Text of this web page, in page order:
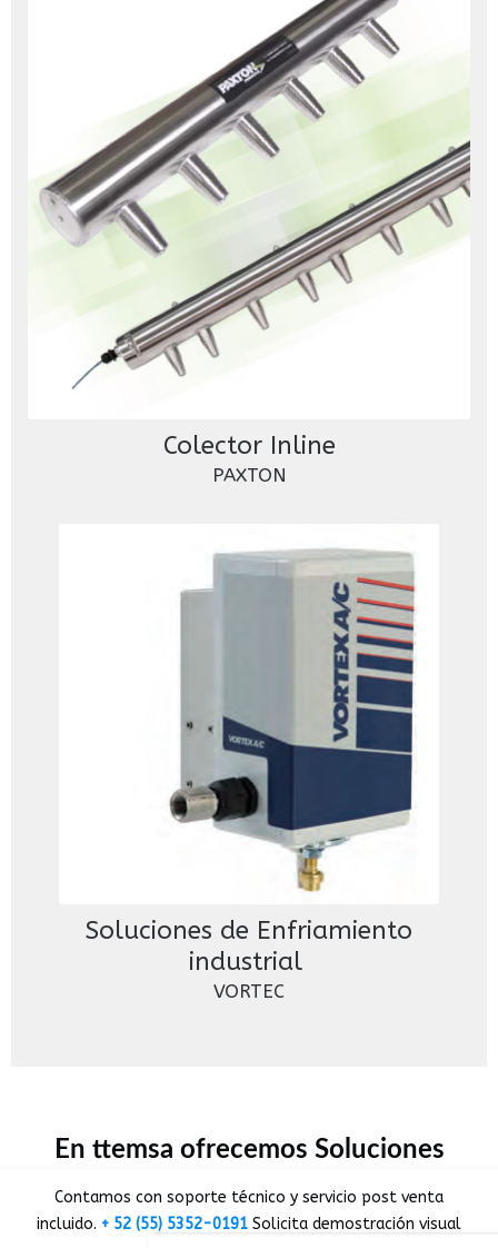
Colector Inline
PAXTON
Soluciones de Enfriamiento
industrial
VORTEC
En ttemsa ofrecemos Soluciones
Contamos con soporte técnico y servicio post venta
incluido. + 52 (55) 5352-0191 Solicita demostración visual